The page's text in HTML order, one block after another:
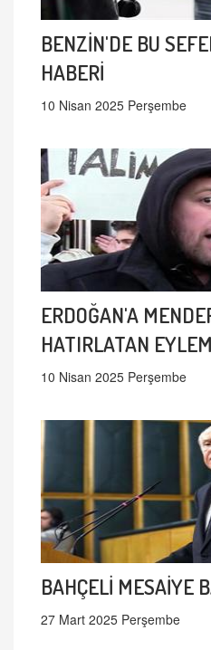
BENZİN'DE BU
HABERİ
10 Nisan 2025 Perşembe
ERDOĞAN'A
HATIRLATAN
10 Nisan 2025 Perşembe
BAHÇELİ MESAİYE
27 Mart 2025 Perşembe